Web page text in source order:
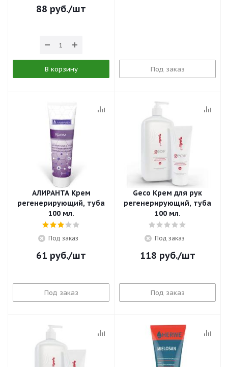
88 руб./шт
В корзину Под заказ
АЛИРАНТА Крем
регенерирующий, туба
100 мл.
Под заказ
61 руб./шт
Под заказ
Geco Крем для рук
регенерирующий, туба
100 мл.
Под заказ
118 руб./шт
Под заказ